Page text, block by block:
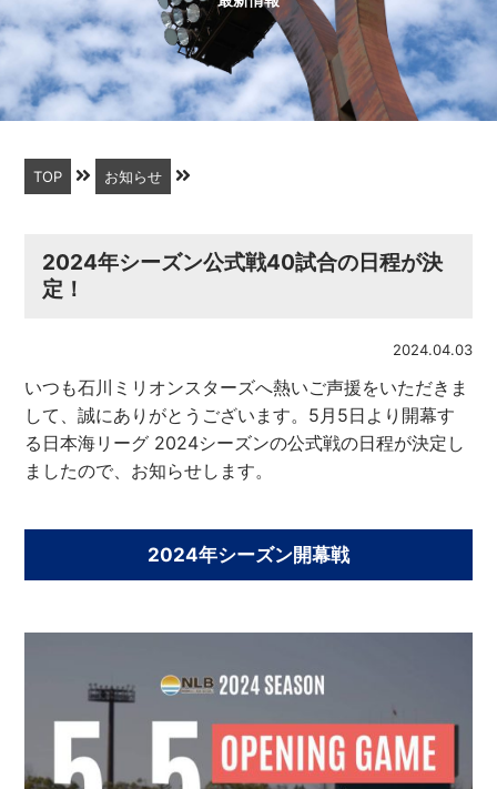
TOP お知らせ
2024年シーズン公式戦40試合の日程が決
定！
2024.04.03
いつも石川ミリオンスターズへ熱いご声援をいただきま
して、誠にありがとうございます。5月5日より開幕す
る日本海リーグ 2024シーズンの公式戦の日程が決定し
ましたので、お知らせします。
2024年シーズン開幕戦